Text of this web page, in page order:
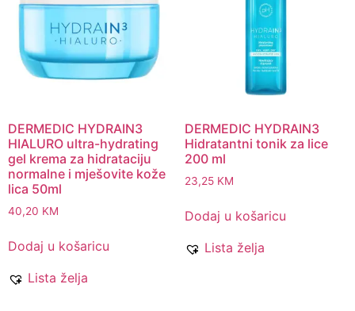
DERMEDIC HYDRAIN3
HIALURO ultra-hydrating
gel krema za hidrataciju
normalne i mješovite kože
lica 50ml
40,20 KM
Dodaj u košaricu
Lista želja
DERMEDIC HYDRAIN3
Hidratantni tonik za lice
200 ml
23,25 KM
Dodaj u košaricu
Lista želja